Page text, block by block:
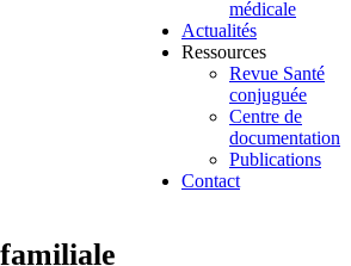
médicale
Actualités
Ressources
Revue Santé
conjuguée
Centre de
documentation
Publications
Contact